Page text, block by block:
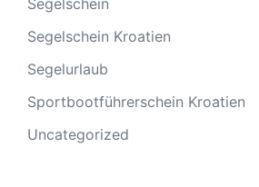
Segelschein
Segelschein Kroatien
Segelurlaub
Sportbootführerschein Kroatien
Uncategorized